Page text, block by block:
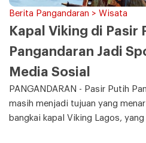
Berita Pangandaran > Wisata
Kapal Viking di Pasir
Pangandaran Jadi
Media Sosial
PANGANDARAN - Pasir Putih
masih menjadi tujuan yang
bangkai kapal Viking Lagos,